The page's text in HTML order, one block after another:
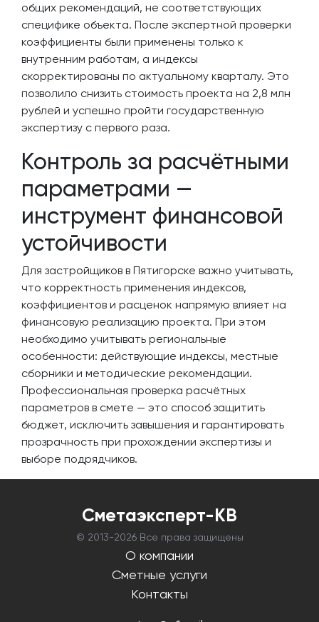
общих рекомендаций, не соответствующих
специфике объекта. После экспертной проверки
коэффициенты были применены только к
внутренним работам, а индексы
скорректированы по актуальному кварталу. Это
позволило снизить стоимость проекта на 2,8 млн
рублей и успешно пройти государственную
экспертизу с первого раза.
Контроль за расчётными
параметрами —
инструмент финансовой
устойчивости
Для застройщиков в Пятигорске важно учитывать,
что корректность применения индексов,
коэффициентов и расценок напрямую влияет на
финансовую реализацию проекта. При этом
необходимо учитывать региональные
особенности: действующие индексы, местные
сборники и методические рекомендации.
Профессиональная проверка расчётных
параметров в смете — это способ защитить
бюджет, исключить завышения и гарантировать
прозрачность при прохождении экспертизы и
выборе подрядчиков.
Сметаэксперт-КВ
© 2013-2026 Все права защищены
О компании
Сметные услуги
Контакты